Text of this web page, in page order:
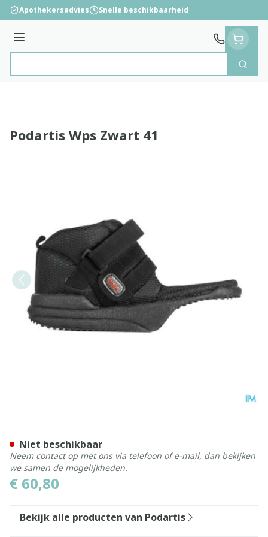
Ga naar de inhoud
Apothekersadvies Snelle beschikbaarheid
Menu
Zoek
Podartis Wps Zwart 41
€ 60,80
Niet beschikbaar
Neem contact op met ons via telefoon of e-mail, dan bekijken
we samen de mogelijkheden.
Bekijk alle producten van Podartis